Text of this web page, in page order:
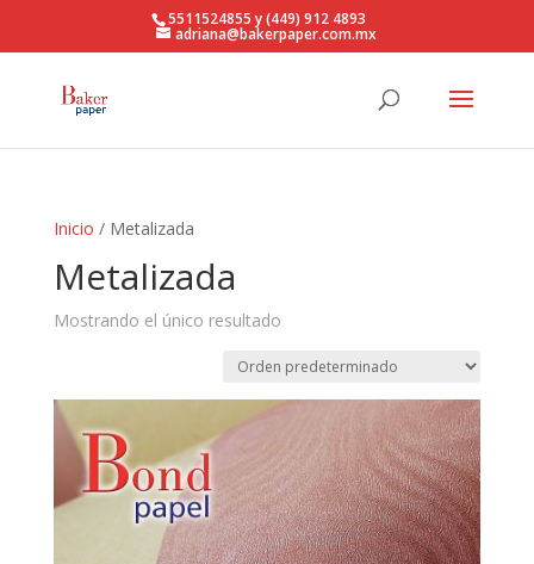
5511524855 y (449) 912 4893
adriana@bakerpaper.com.mx
Inicio / Metalizada
Metalizada
Mostrando el único resultado